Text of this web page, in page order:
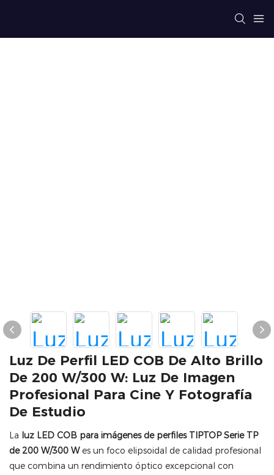
Luz De Perfil LED COB De Alto Brillo
De 200 W/300 W: Luz De Imagen
Profesional Para Cine Y Fotografía
De Estudio
La luz LED COB para imágenes de perfiles TIPTOP Serie TP
de 200 W/300 Wes un foco elipsoidal de calidad profesional
que combina un rendimiento óptico excepcional con